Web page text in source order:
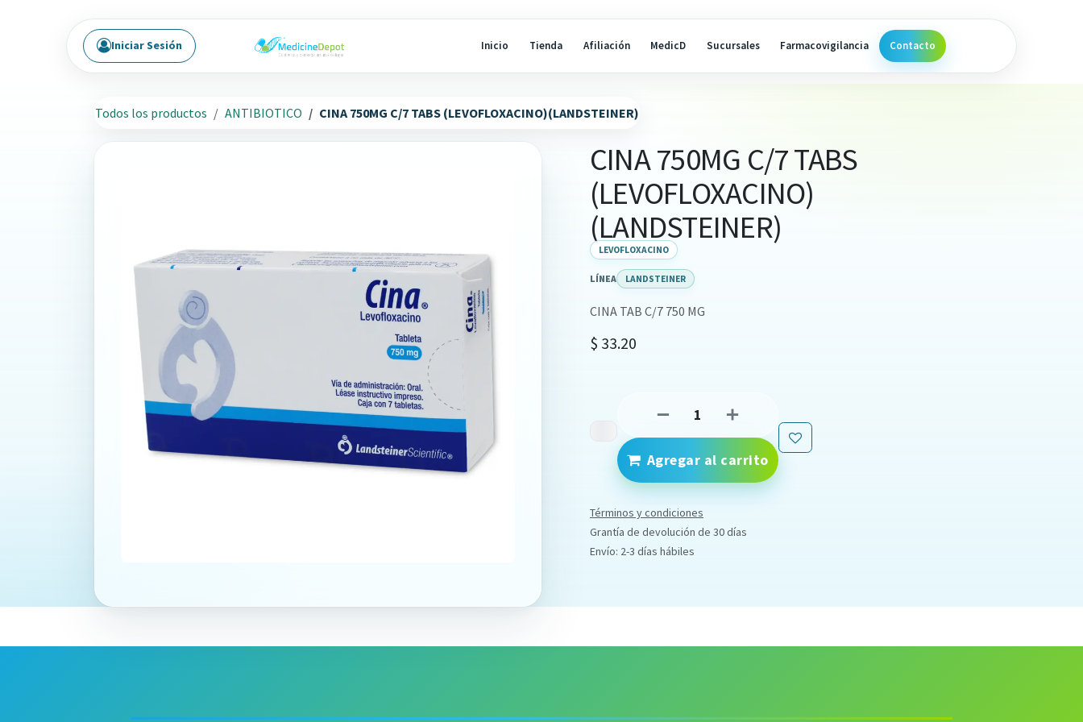
Inicio Tienda Afiliación MedicD Sucursales Farmacovigilancia Contacto
Iniciar Sesión
Todos los productos ANTIBIOTICO CINA 750MG C/7 TABS (LEVOFLOXACINO)(LANDSTEINER)
CINA 750MG C/7 TABS
(LEVOFLOXACINO)
(LANDSTEINER)
LEVOFLOXACINO
LÍNEA LANDSTEINER
CINA TAB C/7 750 MG
$ 33.20
Agregar al carrito
Términos y condiciones
Grantía de devolución de 30 días
Envío: 2-3 días hábiles